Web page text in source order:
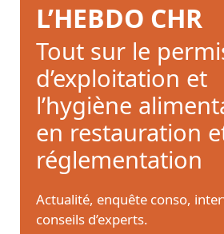
L’HEBDO CHR
Tout sur le
d’exploitation et
l’hygiène
en restauration
réglementation
Actualité, enquête conso,
conseils d’experts.